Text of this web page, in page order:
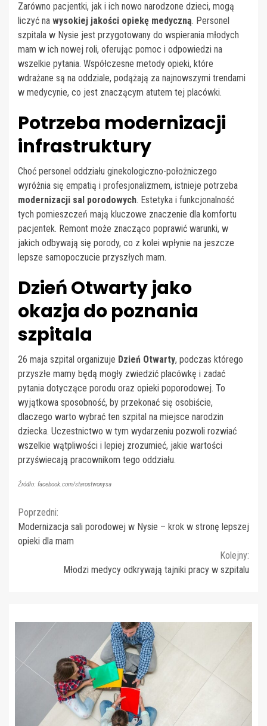
Zarówno pacjentki, jak i ich nowo narodzone dzieci, mogą
liczyć na wysokiej jakości opiekę medyczną. Personel
szpitala w Nysie jest przygotowany do wspierania młodych
mam w ich nowej roli, oferując pomoc i odpowiedzi na
wszelkie pytania. Współczesne metody opieki, które
wdrażane są na oddziale, podążają za najnowszymi trendami
w medycynie, co jest znaczącym atutem tej placówki.
Potrzeba modernizacji
infrastruktury
Choć personel oddziału ginekologiczno-położniczego
wyróżnia się empatią i profesjonalizmem, istnieje potrzeba
modernizacji sal porodowych. Estetyka i funkcjonalność
tych pomieszczeń mają kluczowe znaczenie dla komfortu
pacjentek. Remont może znacząco poprawić warunki, w
jakich odbywają się porody, co z kolei wpłynie na jeszcze
lepsze samopoczucie przyszłych mam.
Dzień Otwarty jako
okazja do poznania
szpitala
26 maja szpital organizuje Dzień Otwarty, podczas którego
przyszłe mamy będą mogły zwiedzić placówkę i zadać
pytania dotyczące porodu oraz opieki poporodowej. To
wyjątkowa sposobność, by przekonać się osobiście,
dlaczego warto wybrać ten szpital na miejsce narodzin
dziecka. Uczestnictwo w tym wydarzeniu pozwoli rozwiać
wszelkie wątpliwości i lepiej zrozumieć, jakie wartości
przyświecają pracownikom tego oddziału.
Źródło: facebook.com/starostwonysa
Continue
Reading
Poprzedni:
Modernizacja sali porodowej w Nysie – krok w stronę lepszej
opieki dla mam
Kolejny:
Młodzi medycy odkrywają tajniki pracy w szpitalu